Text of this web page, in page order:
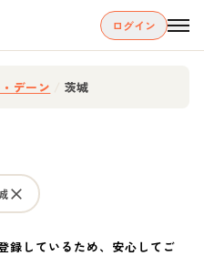
ログイン
デーン 茨城
録しているため、安心してご